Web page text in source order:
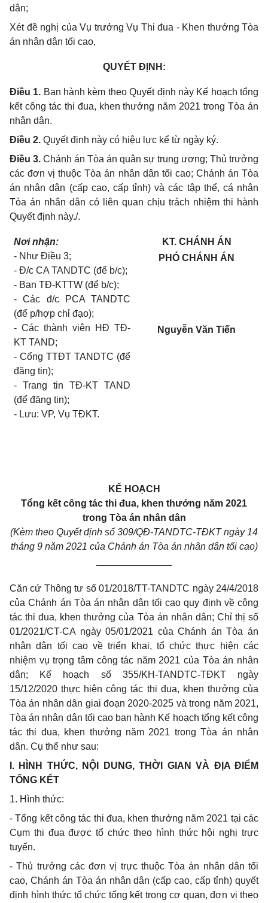
dân;
Xét đề nghị của Vụ trưởng Vụ Thi đua - Khen thưởng Tòa
án nhân dân tối cao,
QUYẾT ĐỊNH:
Điều 1. Ban hành kèm theo Quyết định này Kế hoạch tổng
kết công tác thi đua, khen thưởng năm 2021 trong Tòa án
nhân dân.
Điều 2. Quyết định này có hiệu lực kể từ ngày ký.
Điều 3. Chánh án Tòa án quân sự trung ương; Thủ trưởng
các đơn vị thuộc Tòa án nhân dân tối cao; Chánh án Tòa
án nhân dân (cấp cao, cấp tỉnh) và các tập thể, cá nhân
Tòa án nhân dân có liên quan chịu trách nhiệm thi hành
Quyết định này./.
Nơi nhận:
- Như Điều 3;
- Đ/c CA TANDTC (để b/c);
- Ban TĐ-KTTW (để b/c);
- Các đ/c PCA TANDTC
(để p/hợp chỉ đạo);
- Các thành viên HĐ TĐ-
KT TAND;
- Cổng TTĐT TANDTC (để
đăng tin);
- Trang tin TĐ-KT TAND
(để đăng tin);
- Lưu: VP, Vụ TĐKT.
KT. CHÁNH ÁN
PHÓ CHÁNH ÁN
Nguyễn Văn Tiến
KẾ HOẠCH
Tổng kết công tác thi đua, khen thưởng năm 2021
trong Tòa án nhân dân
(Kèm theo Quyết định số 309/QĐ-TANDTC-TĐKT ngày 14
tháng 9 năm 2021 của Chánh án Tòa án nhân dân tối cao)
Căn cứ Thông tư số 01/2018/TT-TANDTC ngày 24/4/2018
của Chánh án Tòa án nhân dân tối cao quy định về công
tác thi đua, khen thưởng của Tòa án nhân dân; Chỉ thị số
01/2021/CT-CA ngày 05/01/2021 của Chánh án Tòa án
nhân dân tối cao về triển khai, tổ chức thực hiện các
nhiệm vụ trọng tâm công tác năm 2021 của Tòa án nhân
dân; Kế hoạch số 355/KH-TANDTC-TĐKT ngày
15/12/2020 thực hiện công tác thi đua, khen thưởng của
Tòa án nhân dân giai đoạn 2020-2025 và trong năm 2021,
Tòa án nhân dân tối cao ban hành Kế hoạch tổng kết công
tác thi đua, khen thưởng năm 2021 trong Tòa án nhân
dân. Cụ thể như sau:
. HÌNH THỨC, NỘI DUNG, THỜI GIAN VÀ ĐỊA ĐIỂM
TỔNG KẾT
1. Hình thức:
- Tổng kết công tác thi đua, khen thưởng năm 2021 tại các
Cụm thi đua được tổ chức theo hình thức hội nghị trực
tuyến.
- Thủ trưởng các đơn vị trực thuộc Tòa án nhân dân tối
cao, Chánh án Tòa án nhân dân (cấp cao, cấp tỉnh) quyết
định hình thức tổ chức tổng kết trong cơ quan, đơn vị theo